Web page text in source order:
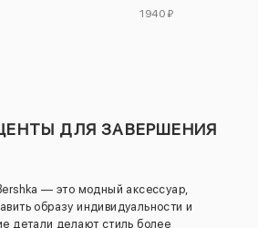
1940 ₽
ДЛЯ ЗАВЕРШЕНИЯ
— это модный аксессуар,
образу индивидуальности и
детали делают стиль более